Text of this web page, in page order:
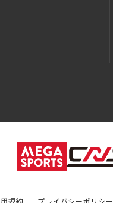
規約 プライバシーポリシー